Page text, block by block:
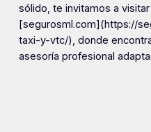
sólido, te invitamos a
[segurosml.com](https://
taxi-y-vtc/), donde
asesoría profesional